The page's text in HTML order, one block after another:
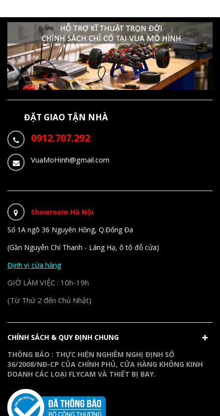
ĐẶT GIAO TẬN NHÀ
0912.707.292
VuaMoHinh@gmail.com
Showroom Hà Nội
Số 1A ngõ 36 Nguyên Hồng, Q.Đống Đa
(Gần Nguyễn Chí Thanh - Láng Hạ, ô tô đỗ cửa)
Định vị cửa hàng
GIỜ LÀM VIỆC : 10h-19h
(Từ Thứ 2 đến Chủ Nhật)
CHÍNH SÁCH & QUY ĐỊNH CHUNG
THÔNG BÁO : THỰC HIỆN NGHIÊM NGHỊ ĐỊNH SỐ
36/2008/NĐ-CP CỦA CHÍNH PHỦ, CỬA HÀNG KHÔNG KINH
DOANH CÁC LOẠI FLYCAM VÀ THIẾT BỊ BAY.